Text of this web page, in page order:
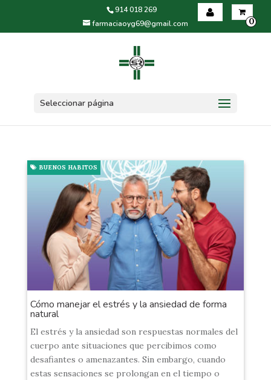
914 018 269
farmaciaoyg69@gmail.com
0
Iniciar sesión
Registrarse
Seleccionar página
Cómo manejar el estrés y la ansiedad de forma
natural
BUENOS HABITOS
El estrés y la ansiedad son respuestas normales del
cuerpo ante situaciones que percibimos como
desafiantes o amenazantes. Sin embargo, cuando
estas sensaciones se prolongan en el tiempo o